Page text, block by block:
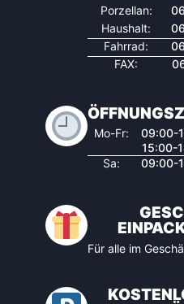
Porzellan:
Haushalt:
Fahrrad:
FAX:
Mo-Fr:
09:00-
15:00-
Sa:
09:00-
Für alle im